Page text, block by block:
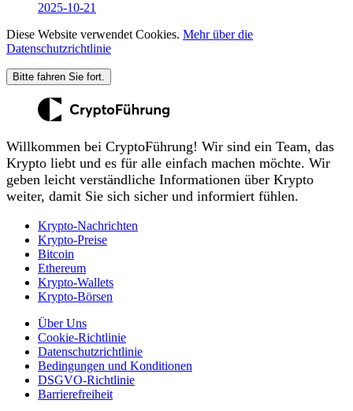
2025-10-21
Diese Website verwendet Cookies. Mehr über die
Datenschutzrichtlinie
Bitte fahren Sie fort.
Willkommen bei CryptoFührung! Wir sind ein Team, das
Krypto liebt und es für alle einfach machen möchte. Wir
geben leicht verständliche Informationen über Krypto
weiter, damit Sie sich sicher und informiert fühlen.
Krypto-Nachrichten
Krypto-Preise
Bitcoin
Ethereum
Krypto-Wallets
Krypto-Börsen
Über Uns
Cookie-Richtlinie
Datenschutzrichtlinie
Bedingungen und Konditionen
DSGVO-Richtlinie
Barrierefreiheit